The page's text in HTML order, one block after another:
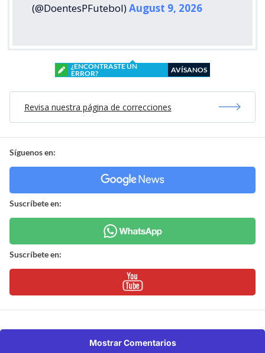
(@DoentesPFutebol)August 9, 2026
¿ENCONTRASTE UN
ERROR?
AVÍSANOS
Revisa nuestra página de correcciones
Síguenos en:
Suscríbete en:
Suscríbete en:
Mostrar Comentarios